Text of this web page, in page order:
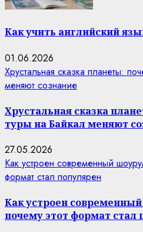
Как учить английский
01.06.2026
Хрустальная сказка планеты:
меняют сознание
Хрустальная сказка
туры на Байкал меняют
27.05.2026
Как устроен современный
формат стал популярен
Как устроен
почему этот формат стал